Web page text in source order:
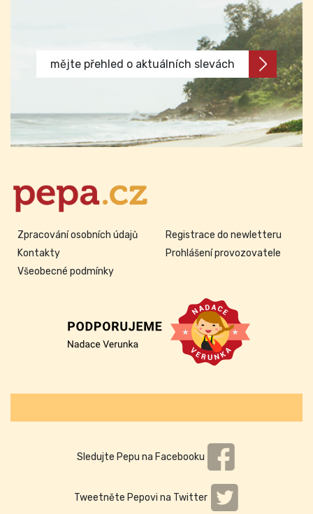
mějte přehled o aktuálních slevách
Zpracování osobních údajů
Kontakty
Všeobecné podmínky
Registrace do newletteru
Prohlášení provozovatele
Sledujte Pepu na Facebooku
Tweetněte Pepovi na Twitter